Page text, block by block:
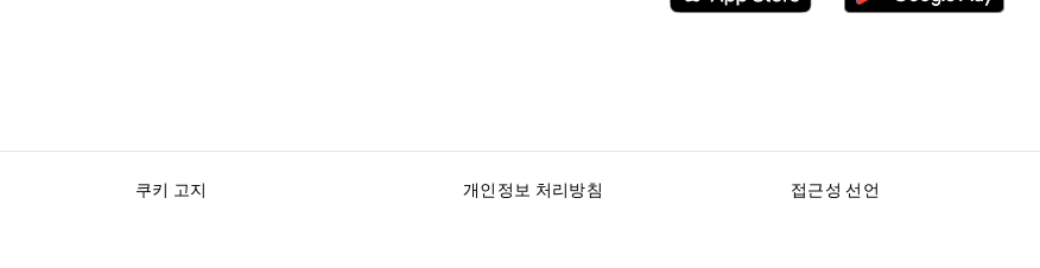
쿠키 고지 개인정보 처리방침 접근성 선언